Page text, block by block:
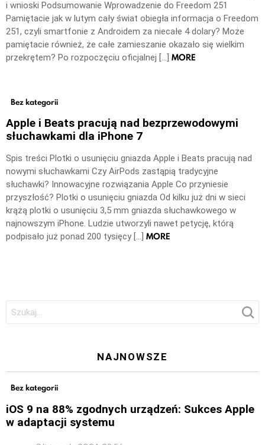
i wnioski Podsumowanie Wprowadzenie do Freedom 251
Pamiętacie jak w lutym cały świat obiegła informacja o Freedom
251, czyli smartfonie z Androidem za niecałe 4 dolary? Może
pamiętacie również, że całe zamieszanie okazało się wielkim
przekrętem? Po rozpoczęciu oficjalnej […] MORE
Bez kategorii
Apple i Beats pracują nad bezprzewodowymi
słuchawkami dla iPhone 7
Spis treści Plotki o usunięciu gniazda Apple i Beats pracują nad
nowymi słuchawkami Czy AirPods zastąpią tradycyjne
słuchawki? Innowacyjne rozwiązania Apple Co przyniesie
przyszłość? Plotki o usunięciu gniazda Od kilku już dni w sieci
krążą plotki o usunięciu 3,5 mm gniazda słuchawkowego w
najnowszym iPhone. Ludzie utworzyli nawet petycję, którą
podpisało już ponad 200 tysięcy […] MORE
NAJNOWSZE
Bez kategorii
iOS 9 na 88% zgodnych urządzeń: Sukces Apple
w adaptacji systemu